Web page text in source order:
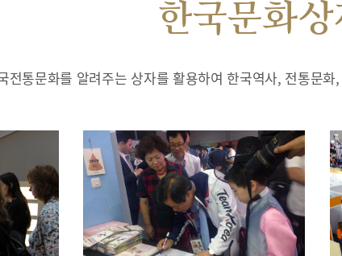
한국문화
전통문화를 알려주는 상자를 활용하여 한국역사, 전통문